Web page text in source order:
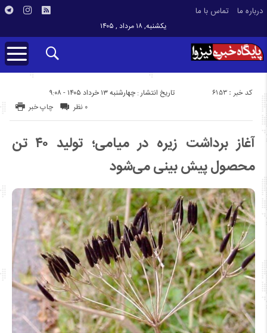
درباره ما تماس با ما
یکشنبه, ۱۸ مرداد , ۱۴۰۵
تاریخ انتشار : چهارشنبه ۱۳ خرداد ۱۴۰۵ - ۹:۰۸ کد خبر : 6153
چاپ خبر ۰ نظر
آغاز برداشت زیره در میامی؛ تولید ۴۰ تن
محصول پیش بینی می‌شود